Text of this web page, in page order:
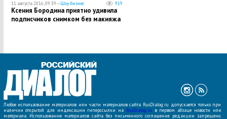
11 августа 2016, 09:39 —Шоу-бизнес 919
Ксения Бородина приятно удивила
подписчиков снимком без макияжа
Любое использование материалов или части материалов сайта RusDialog.ru допускается только при
наличии открытой для индексации гиперссылки на
RusDialog.ru в первом абзаце новости или
материала. Использование материалов сайта без письменного соглашения редакции запрещено.